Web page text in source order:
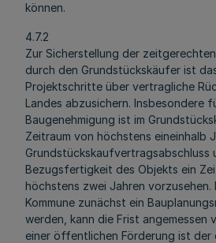
können.
4.7.2
Zur Sicherstellung der
durch den Grundstückskäufer ist
Projektschritte über vertragliche
Landes abzusichern. Insbesondere
Baugenehmigung ist im
Zeitraum von höchstens eineinhalb
Grundstückskaufvertragsabschluss
Bezugsfertigkeit des Objekts ein
höchstens zwei Jahren vorzusehen.
Kommune zunächst ein
werden, kann die Frist angemessen
einer öffentlichen Förderung ist